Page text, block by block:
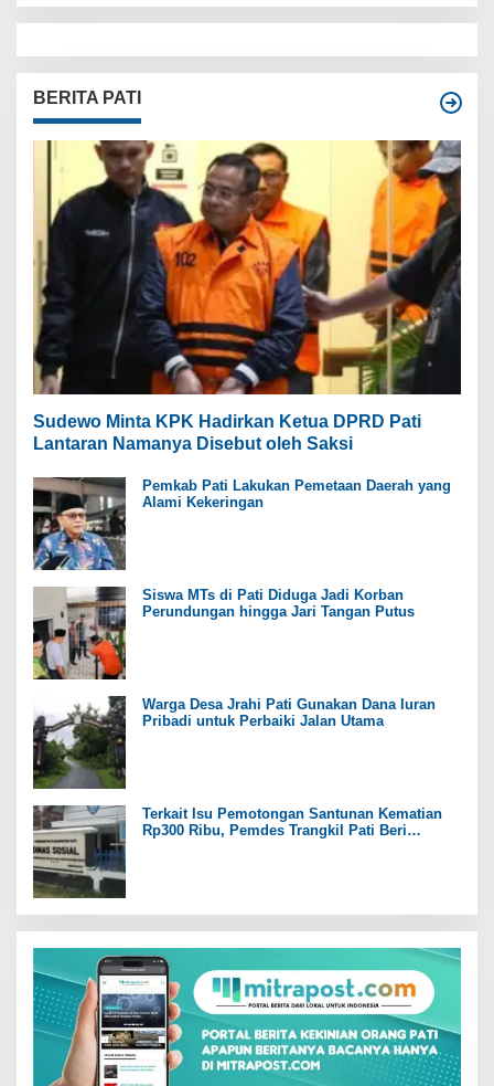
BERITA PATI
Sudewo Minta KPK Hadirkan Ketua DPRD Pati
Lantaran Namanya Disebut oleh Saksi
Pemkab Pati Lakukan Pemetaan Daerah yang
Alami Kekeringan
Siswa MTs di Pati Diduga Jadi Korban
Perundungan hingga Jari Tangan Putus
Warga Desa Jrahi Pati Gunakan Dana Iuran
Pribadi untuk Perbaiki Jalan Utama
Terkait Isu Pemotongan Santunan Kematian
Rp300 Ribu, Pemdes Trangkil Pati Beri